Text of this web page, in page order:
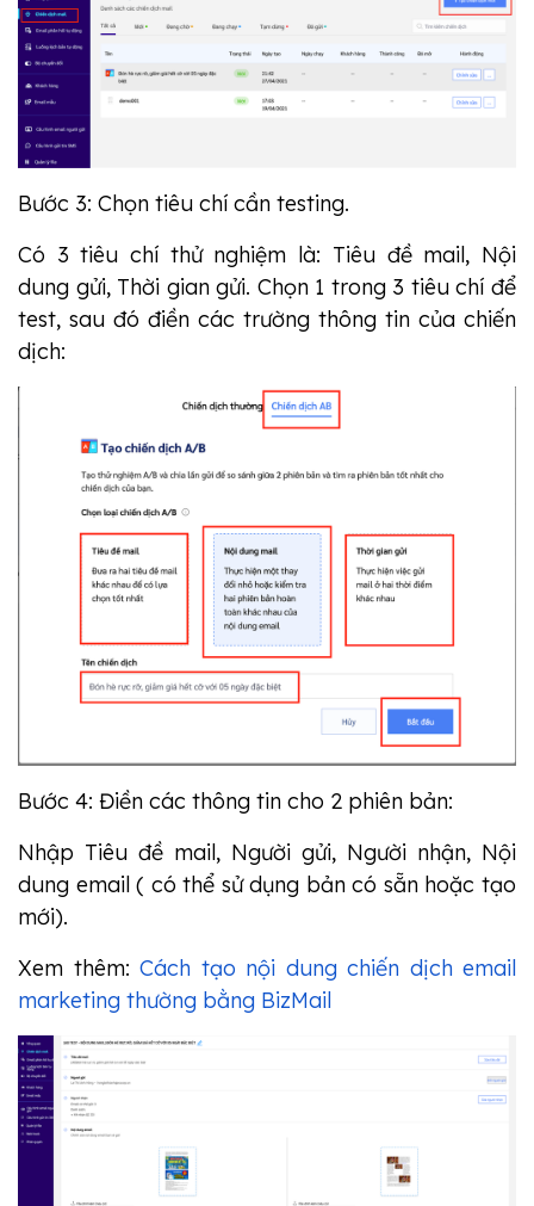
Bước 3: Chọn tiêu chí cần testing.
Có 3 tiêu chí thử nghiệm là: Tiêu đề mail, Nội
dung gửi, Thời gian gửi. Chọn 1 trong 3 tiêu chí để
test, sau đó điền các trường thông tin của chiến
dịch:
Bước 4: Điền các thông tin cho 2 phiên bản:
Nhập Tiêu đề mail, Người gửi, Người nhận, Nội
dung email ( có thể sử dụng bản có sẵn hoặc tạo
mới).
Xem thêm: Cách tạo nội dung chiến dịch email
marketing thường bằng BizMail